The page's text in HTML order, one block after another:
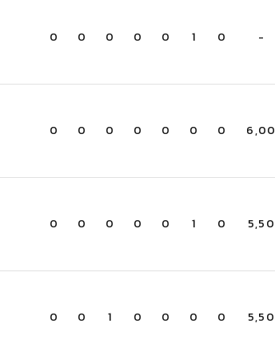
0 0 0 0 0 1 0 -
0 0 0 0 0 0 0 6,00
0 0 0 0 0 1 0 5,50
0 0 1 0 0 0 0 5,50